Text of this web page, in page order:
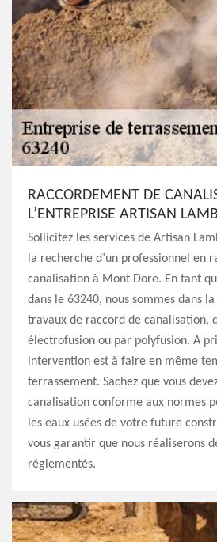
RACCORDEMENT DE
L’ENTREPRISE ARTISAN
Sollicitez les services de Artisan
la recherche d’un professionnel en
canalisation à Mont Dore. En tant
dans le 63240, nous sommes dans
travaux de raccord de canalisation,
électrofusion ou par polyfusion. A
intervention est à faire en même
terrassement. Sachez que vous
canalisation conforme aux normes
les eaux usées de votre future
vous garantir que nous réaliserons
réglementés.